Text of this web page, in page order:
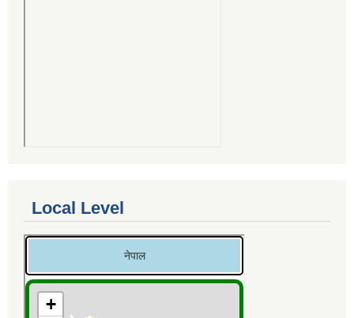
Local Level